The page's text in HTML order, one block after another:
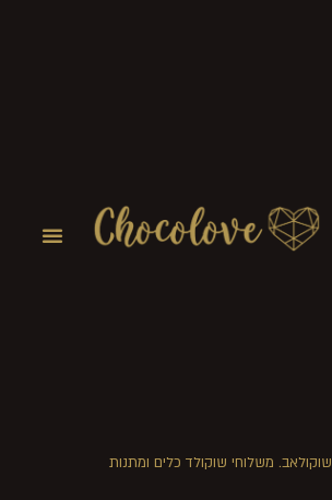
שוקולאב. משלוחי שוקולד כלים ומתנות